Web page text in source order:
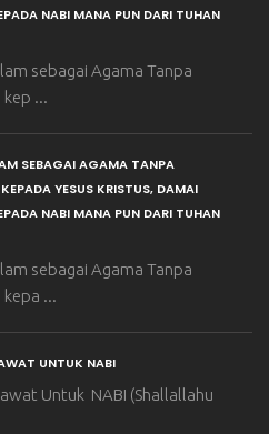
NABI MANA PUN DARI TUHAN
sebagai Agama Tanpa
kep ...
SEBAGAI AGAMA TANPA
YESUS KRISTUS, DAMAI
NABI MANA PUN DARI TUHAN
sebagai Agama Tanpa
kepa ...
UNTUK NABI
Untuk NABI (Shallallahu